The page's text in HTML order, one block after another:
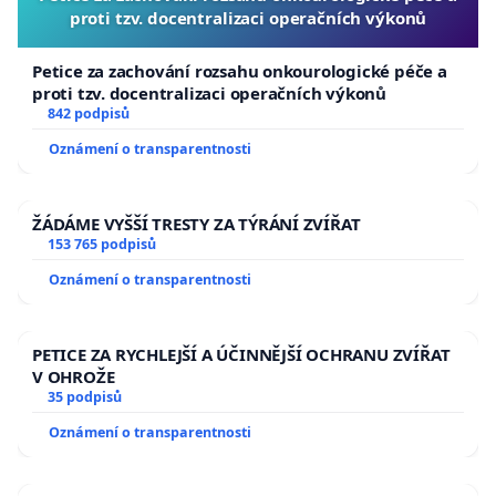
proti tzv. docentralizaci operačních výkonů
Petice za zachování rozsahu onkourologické péče a
proti tzv. docentralizaci operačních výkonů
842 podpisů
Oznámení o transparentnosti
ŽÁDÁME VYŠŠÍ TRESTY ZA TÝRÁNÍ ZVÍŘAT
153 765 podpisů
Oznámení o transparentnosti
PETICE ZA RYCHLEJŠÍ A ÚČINNĚJŠÍ OCHRANU ZVÍŘAT
V OHROŽE
35 podpisů
Oznámení o transparentnosti